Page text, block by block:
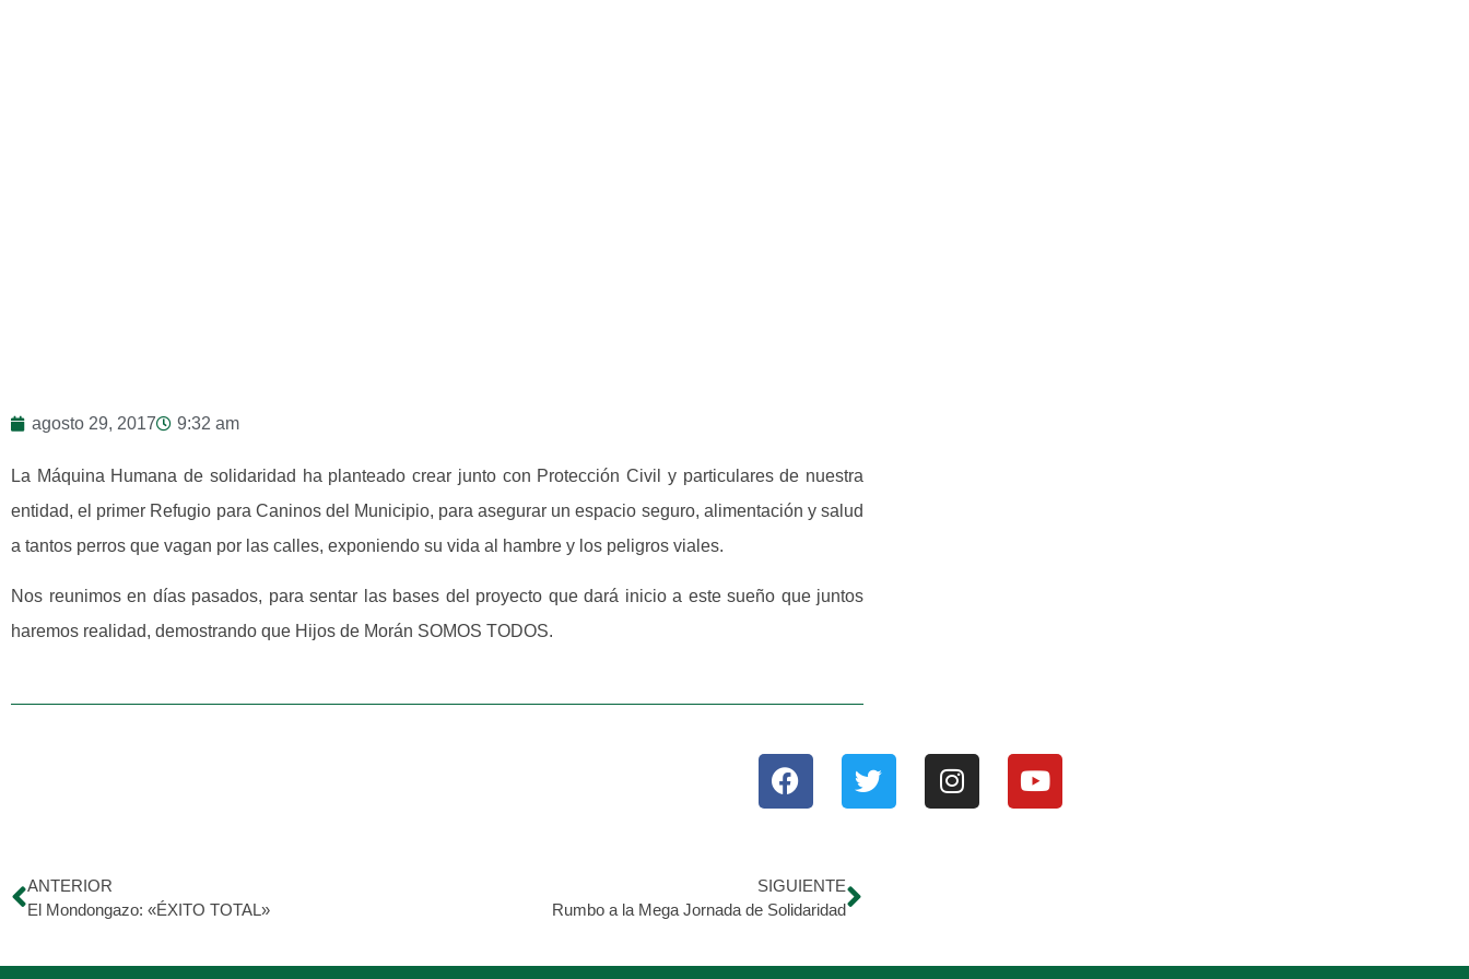
agosto 29, 2017 9:32 am
La Máquina Humana de solidaridad ‎ha planteado crear junto con Protección Civil y particulares de nuestra
entidad, el primer Refugio para Caninos del Municipio, para asegurar un espacio seguro, alimentación y salud
a tantos perros que vagan por las calles, exponiendo su vida al hambre y los peligros viales.
Nos reunimos en días pasados, para sentar las bases del proyecto que dará inicio a este sueño que juntos
haremos realidad, demostrando que Hijos de Morán SOMOS TODOS.
ANTERIOR
El Mondongazo: «ÉXITO TOTAL»
SIGUIENTE
Rumbo a la Mega Jornada de Solidaridad